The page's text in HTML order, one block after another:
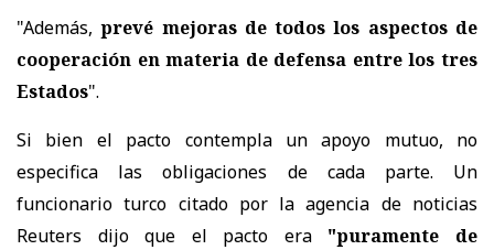
"Además,prevé mejoras de todos los aspectos de
cooperación en materia de defensa entre los tres
Estados".
Si bien el pacto contempla un apoyo mutuo, no
especifica las obligaciones de cada parte. Un
funcionario turco citado por la agencia de noticias
Reuters dijo que el pacto era "puramente de